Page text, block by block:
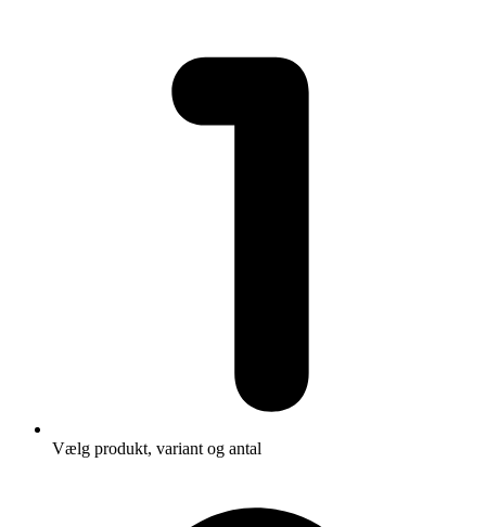
Vælg produkt, variant og antal